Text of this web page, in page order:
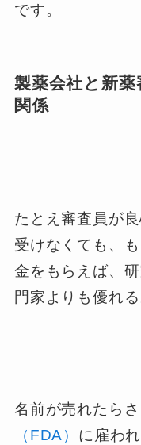
です。
製薬会社と新
関係
たとえ審査員が
受けなくても、
金をもらえば、
門家よりも優れ
名前が売れたら
（FDA） に雇わ